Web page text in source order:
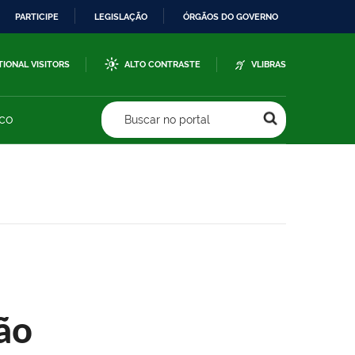
PARTICIPE LEGISLAÇÃO ÓRGÃOS DO GOVERNO
VISITORS ALTO CONTRASTE VLIBRAS
Buscar no portal